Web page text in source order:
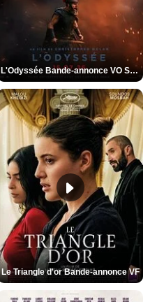
L'Odyssée Bande-annonce VO STFR
Le Triangle d'or Bande-annonce VF